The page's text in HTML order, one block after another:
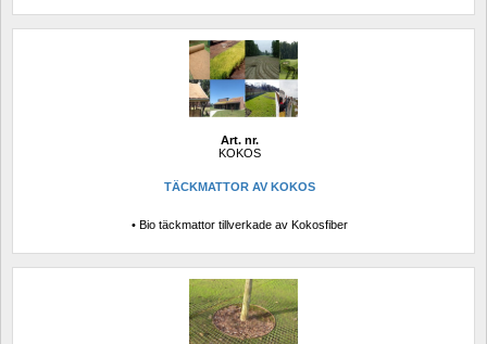
Art. nr.
KOKOS
TÄCKMATTOR AV KOKOS
• Bio täckmattor tillverkade av Kokosfiber